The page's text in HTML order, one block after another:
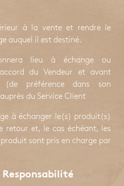
à la vente et rendre le
auquel il est destiné.
lieu à échange ou
du Vendeur et avant
(de préférence dans son
du Service Client
à échanger le(s) produit(s)
retour et, le cas échéant, les
sont pris en charge par